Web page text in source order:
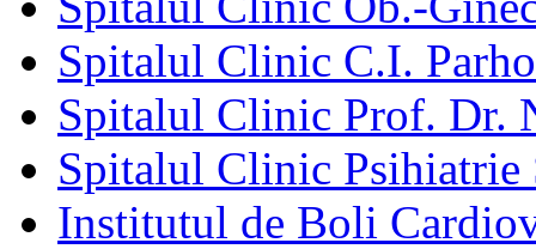
Spitalul Clinic C.I.
Spitalul Clinic Prof. Dr.
Spitalul Clinic Psihiatrie
Institutul de Boli